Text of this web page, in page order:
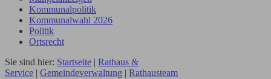
Kommunalpolitik
Kommunalwahl 2026
Politik
Ortsrecht
Sie sind hier: Startseite | Rathaus &
Service | Gemeindeverwaltung | Rathausteam